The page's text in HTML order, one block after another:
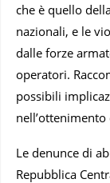
che è quello
nazionali, e le
dalle forze
operatori.
possibili
Le denunce di
Repubblica